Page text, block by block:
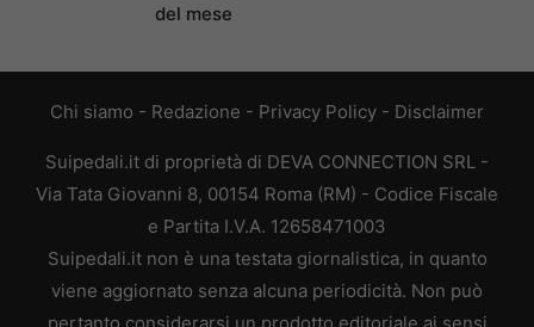
del mese
Chi siamo - Redazione - Privacy Policy - Disclaimer
Suipedali.it di proprietà di DEVA CONNECTION SRL -
Via Tata Giovanni 8, 00154 Roma (RM) - Codice Fiscale
e Partita I.V.A. 12658471003
Suipedali.it non è una testata giornalistica, in quanto
viene aggiornato senza alcuna periodicità. Non può
pertanto considerarsi un prodotto editoriale ai sensi